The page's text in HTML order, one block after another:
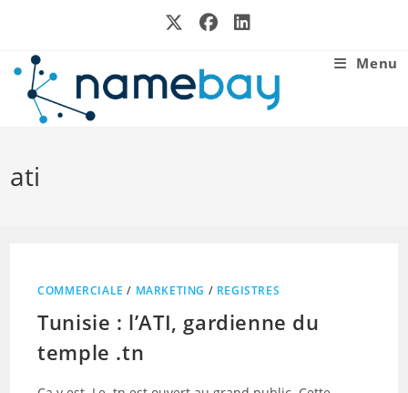
Menu
ati
COMMERCIALE / MARKETING / REGISTRES
Tunisie : l’ATI, gardienne du
temple .tn